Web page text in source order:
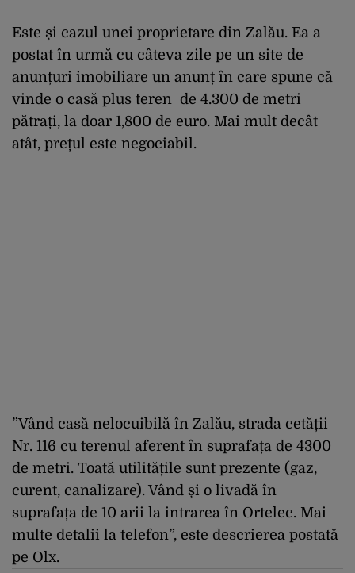
Este și cazul unei proprietare din Zalău. Ea a
postat în urmă cu câteva zile pe un site de
anunțuri imobiliare un anunț în care spune că
vinde o casă plus teren de 4.300 de metri
pătrați, la doar 1,800 de euro. Mai mult decât
atât, prețul este negociabil.
”Vând casă nelocuibilă în Zalău, strada cetății
Nr. 116 cu terenul aferent în suprafața de 4300
de metri. Toată utilitățile sunt prezente (gaz,
curent, canalizare). Vând și o livadă în
suprafața de 10 arii la intrarea în Ortelec. Mai
multe detalii la telefon”, este descrierea postată
pe Olx.